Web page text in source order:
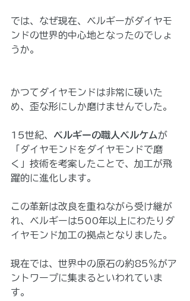
では、なぜ現在、ベルギーがダイヤモ
ンドの世界的中心地となったのでしょ
うか。
かつてダイヤモンドは非常に硬いた
め、歪な形にしか磨けませんでした。
15世紀、 ベルギーの職人ベルケムが
「ダイヤモンドをダイヤモンドで磨
く」技術を考案したことで、加工が飛
躍的に進化します。
この革新は改良を重ねながら受け継が
れ、ベルギーは500年以上にわたりダ
イヤモンド加工の拠点となりました。
現在では、世界中の原石の約85％がア
ントワープに集まるといわれていま
す。